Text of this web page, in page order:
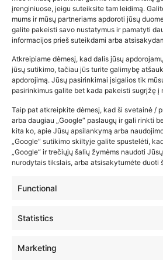
įrenginiuose, jeigu suteiksite tam leidimą.
mums ir mūsų partneriams apdoroti jūsų
galite pakeisti savo nustatymus ir pamatyti
informacijos prieš suteikdami arba
Atkreipiame dėmesį, kad dalis jūsų
jūsų sutikimo, tačiau jūs turite galimybę
apdorojimą. Jūsų pasirinkimai įsigalios tik
pasirinkimus galite bet kada pakeisti sugrįžę į
Taip pat atkreipkite dėmesį, kad ši svetainė /
arba daugiau „Google“ paslaugų ir gali rinkti
kita ko, apie Jūsų apsilankymą arba
„Google“ sutikimo skiltyje galite spustelėti,
„Google“ ir trečiųjų šalių žymėms naudoti
nurodytais tikslais, arba atsisakytumėte duoti
Functional
Statistics
Marketing
Populiariausios
kūdikių tyrelės –…
2026-02-22